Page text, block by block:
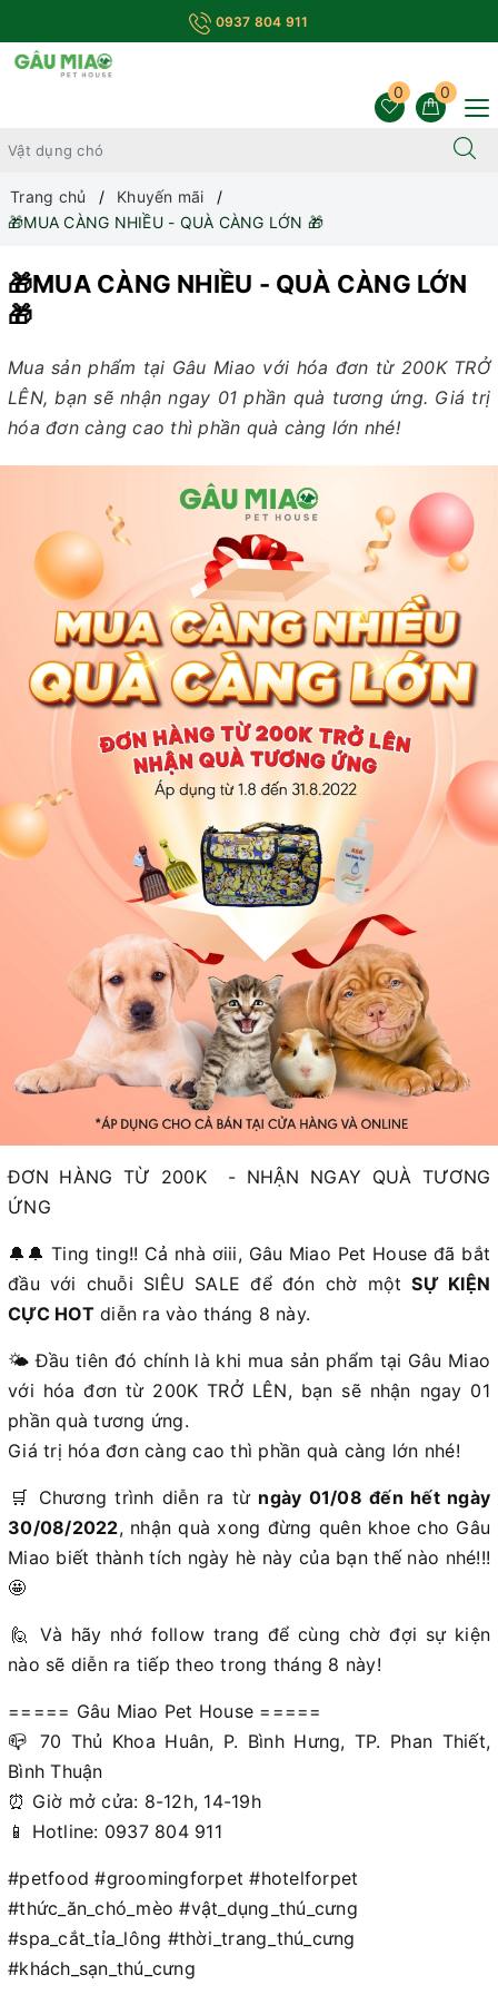
0937 804 911
0
0
Trang chủ
Khuyến mãi
🎁MUA CÀNG NHIỀU - QUÀ CÀNG LỚN 🎁
🎁MUA CÀNG NHIỀU - QUÀ CÀNG LỚN
🎁
Mua sản phẩm tại Gâu Miao với hóa đơn từ 200K TRỞ
LÊN, bạn sẽ nhận ngay 01 phần quà tương ứng. Giá trị
hóa đơn càng cao thì phần quà càng lớn nhé!
ĐƠN HÀNG TỪ 200K - NHẬN NGAY QUÀ TƯƠNG
ỨNG
🔔🔔 Ting ting!! Cả nhà ơiii, Gâu Miao Pet House đã bắt
đầu với chuỗi SIÊU SALE để đón chờ mộtSỰ KIỆN
CỰC HOTdiễn ra vào tháng 8 này.
🌤️ Đầu tiên đó chính là khi mua sản phẩm tại Gâu Miao
với hóa đơn từ 200K TRỞ LÊN, bạn sẽ nhận ngay 01
phần quà tương ứng.
Giá trị hóa đơn càng cao thì phần quà càng lớn nhé!
️🛒 Chương trình diễn ra từ ngày 01/08 đến hết ngày
30/08/2022, nhận quà xong đừng quên khoe cho Gâu
Miao biết thành tích ngày hè này của bạn thế nào nhé!!!
🤩
️🙋 Và hãy nhớ follow trang để cùng chờ đợi sự kiện
nào sẽ diễn ra tiếp theo trong tháng 8 này!
===== Gâu Miao Pet House =====
📪 70 Thủ Khoa Huân, P. Bình Hưng, TP. Phan Thiết,
Bình Thuận
⏰ Giờ mở cửa: 8-12h, 14-19h
📱 Hotline: 0937 804 911
#petfood #groomingforpet #hotelforpet
#thức_ăn_chó_mèo #vật_dụng_thú_cưng
#spa_cắt_tỉa_lông #thời_trang_thú_cưng
#khách_sạn_thú_cưng